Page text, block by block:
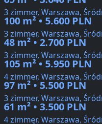
3 zimmer, Warszawa,
100 m² • 5.600 PLN
3 zimmer, Warszawa,
48 m² • 2.700 PLN
3 zimmer, Warszawa,
105 m² • 5.950 PLN
4 zimmer, Warszawa,
97 m² • 5.500 PLN
3 zimmer, Warszawa,
61 m² • 3.500 PLN
4 zimmer, Warszawa,